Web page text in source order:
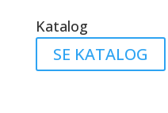
Katalog
SE KATALOG